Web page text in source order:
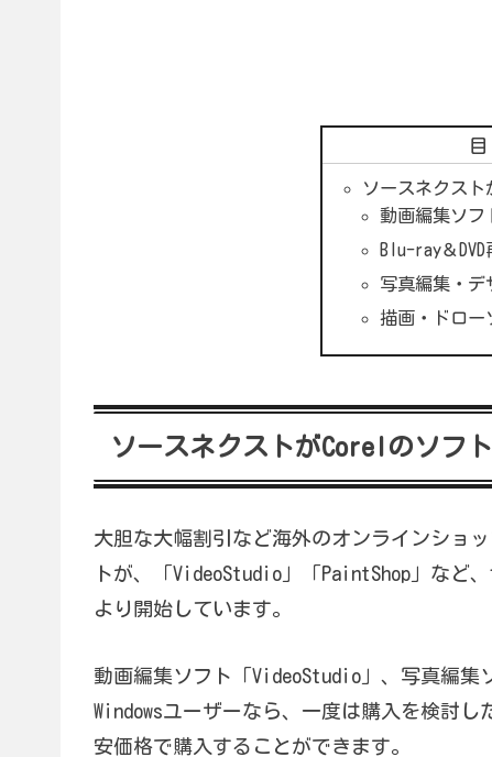
ソースネクス
動画編集ソフ
Blu-ray＆DVD
写真編集・デ
描画・ドロー
ソースネクストがCorelのソフ
大胆な大幅割引など海外のオンラインショ
トが、「VideoStudio」「PaintShop」など
より開始しています。
動画編集ソフト「VideoStudio」、写真編集
Windowsユーザーなら、一度は購入を検討
安価格で購入することができます。